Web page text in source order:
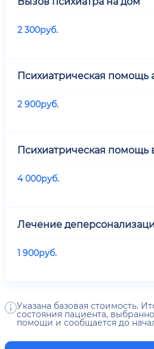
2 300руб.
Психиатрическая помощь
2 900руб.
Психиатрическая помощь
4 000руб.
Лечение
1 900руб.
Указана базовая стоимость.
состояния пациента,
помощи и сообщается до